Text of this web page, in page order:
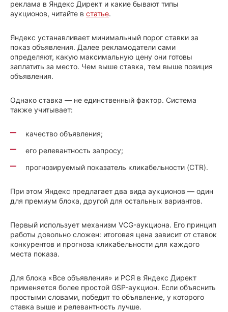
реклама в Яндекс Директ и какие бывают типы
аукционов, читайте в статье.
Яндекс устанавливает минимальный порог ставки за
показ объявления. Далее рекламодатели сами
определяют, какую максимальную цену они готовы
заплатить за место. Чем выше ставка, тем выше позиция
объявления.
Однако ставка — не единственный фактор. Система
также учитывает:
качество объявления;
его релевантность запросу;
прогнозируемый показатель кликабельности (CTR).
При этом Яндекс предлагает два вида аукционов — один
для премиум блока, другой для остальных вариантов.
Первый использует механизм VCG-аукциона. Его принцип
работы довольно сложен: итоговая цена зависит от ставок
конкурентов и прогноза кликабельности для каждого
места показа.
Для блока «Все объявления» и РСЯ в Яндекс Директ
применяется более простой GSP-аукцион. Если объяснить
простыми словами, победит то объявление, у которого
ставка выше и релевантность лучше.